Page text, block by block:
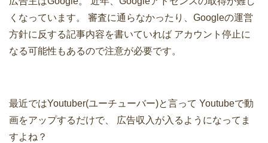
くなっています。
審査に通らなかったり、Googleの運営
方針に反する記事内容を書いていれば アカウント停止に
なる可能性もあるので注意が必要です。
最近ではYoutuber(ユーチューバー)と言って Youtubeで動
画をアップするだけで、
広告収入が入るようになってま
すよね？